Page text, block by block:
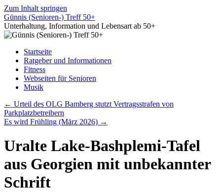
Zum Inhalt springen
Günnis (Senioren-) Treff 50+
Unterhaltung, Information und Lebensart ab 50+
Startseite
Ratgeber und Informationen
Fitness
Webseiten für Senioren
Musik
← Urteil des OLG Bamberg stutzt Vertragsstrafen von
Parkplatzbetreibern
Es wird Frühling (März 2026) →
Uralte Lake-Bashplemi-Tafel
aus Georgien mit unbekannter
Schrift